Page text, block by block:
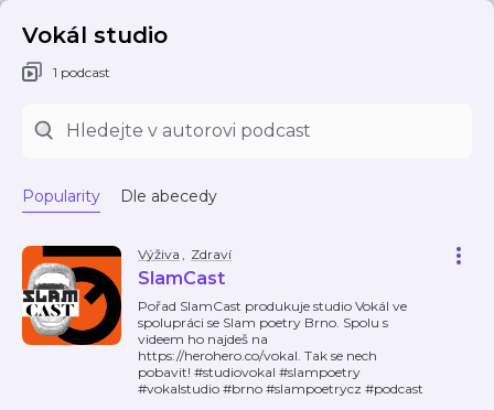
Vokál studio
1 podcast
Popularity Dle abecedy
Výživa , Zdraví
SlamCast
Pořad SlamCast produkuje studio Vokál ve
spolupráci se Slam poetry Brno. Spolu s
videem ho najdeš na
https://herohero.co/vokal. Tak se nech
pobavit! #studiovokal #slampoetry
#vokalstudio #brno #slampoetrycz #podcast